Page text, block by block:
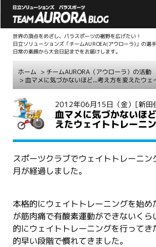
世界の頂点をめざし、パラスポーツの裾野を広げたい！
日立ソリューションズ「チームAUROEA(アウローラ)」の選手
日常の素顔から大会日記までをお届けします。
ホーム > チームAURORA（アウローラ）の活動
> 血マメに気づかないほど...考え方を変えたウェ
2012年06月15日（金） [新田
血マメに気づかないほ
えたウェイトトレーニ
スポーツクラブでウェイトトレーニン
月が経過しました。
本格的にウェイトトレーニングを始
が筋肉痛で有酸素運動ができないくら
的にウェイトトレーニングを行ってき
的早い段階で慣れてきました。